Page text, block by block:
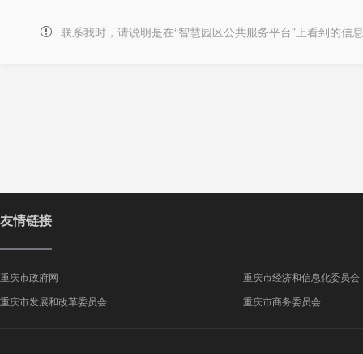
联系我时，请说明是在“智慧园区公共服务平台”上看到的信
友情链接
重庆市政府网
重庆市经济和信息化委员会
重庆市发展和改革委员会
重庆市商务委员会